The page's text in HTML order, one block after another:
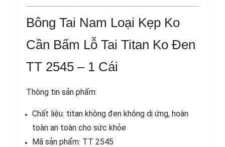
Cái
Bông Tai Nam Loại Kẹp Ko
Cần Bấm Lỗ Tai Titan Ko Đen
TT 2545 – 1 Cái
Thông tin sản phẩm:
Chất liệu: titan không đen không dị ứng, hoàn
toàn an toàn cho sức khỏe
Mã sản phẩm: TT 2545